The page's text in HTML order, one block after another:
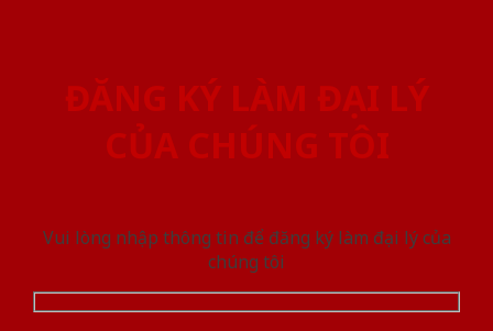
ĐĂNG KÝ LÀM ĐẠI LÝ
CỦA CHÚNG TÔI
Vui lòng nhập thông tin để đăng ký làm đại lý của
chúng tôi